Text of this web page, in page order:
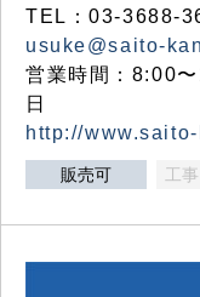
TEL：03-3688-
usuke@saito-
営業時間：8:00
日
http://
販売可 工